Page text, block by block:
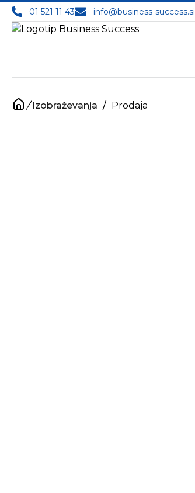
01 521 11 43 info@business-success.si
/Izobraževanja / Prodaja